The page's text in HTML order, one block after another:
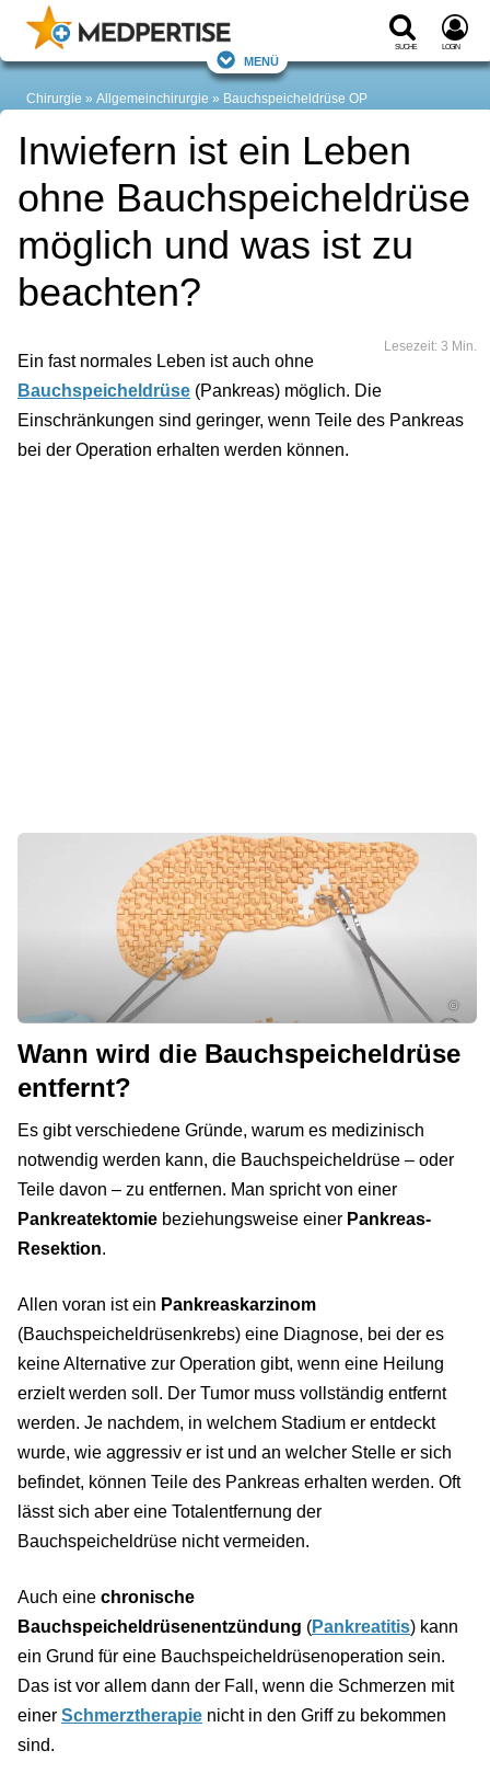
Suche Login
Menü
Chirurgie Allgemeinchirurgie Bauchspeicheldrüse OP
Inwiefern ist ein Leben
ohne Bauchspeicheldrüse
möglich und was ist zu
beachten?
Lesezeit: 3 Min.
Ein fast normales Leben ist auch ohne
Bauchspeicheldrüse (Pankreas) möglich. Die
Einschränkungen sind geringer, wenn Teile des Pankreas
bei der Operation erhalten werden können.
©
Wann wird die Bauchspeicheldrüse
entfernt?
Es gibt verschiedene Gründe, warum es medizinisch
notwendig werden kann, die Bauchspeicheldrüse – oder
Teile davon – zu entfernen. Man spricht von einer
Pankreatektomie beziehungsweise einer Pankreas-
Resektion.
Allen voran ist ein Pankreaskarzinom
(Bauchspeicheldrüsenkrebs) eine Diagnose, bei der es
keine Alternative zur Operation gibt, wenn eine Heilung
erzielt werden soll. Der Tumor muss vollständig entfernt
werden. Je nachdem, in welchem Stadium er entdeckt
wurde, wie aggressiv er ist und an welcher Stelle er sich
befindet, können Teile des Pankreas erhalten werden. Oft
lässt sich aber eine Totalentfernung der
Bauchspeicheldrüse nicht vermeiden.
Auch eine chronische
Bauchspeicheldrüsenentzündung (Pankreatitis) kann
ein Grund für eine Bauchspeicheldrüsenoperation sein.
Das ist vor allem dann der Fall, wenn die Schmerzen mit
einer Schmerztherapie nicht in den Griff zu bekommen
sind.